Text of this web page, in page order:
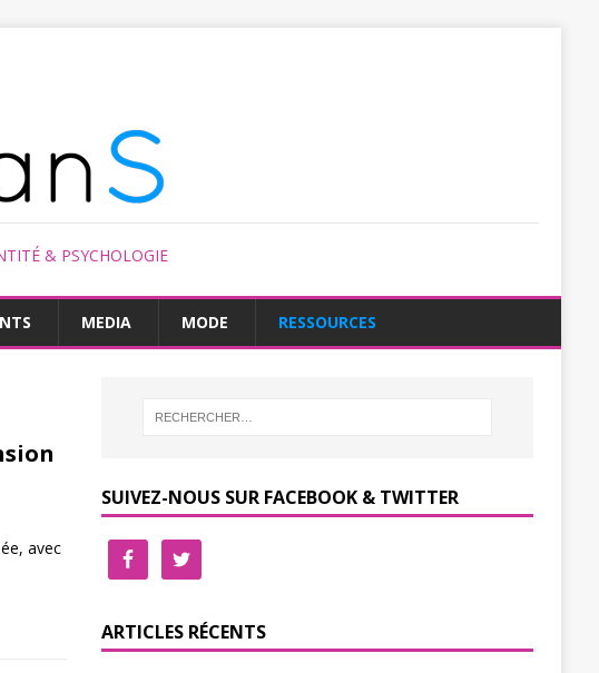
& PSYCHOLOGIE
MEDIA MODE RESSOURCES
avec
SUIVEZ-NOUS SUR FACEBOOK & TWITTER
ARTICLES RÉCENTS